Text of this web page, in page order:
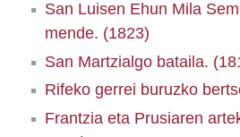
San Luisen Ehun Mila
mende. (1823)
San Martzialgo bataila.
Rifeko gerrei buruzko
Frantzia eta Prusiaren